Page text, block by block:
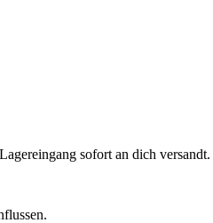
sofort an dich versandt.